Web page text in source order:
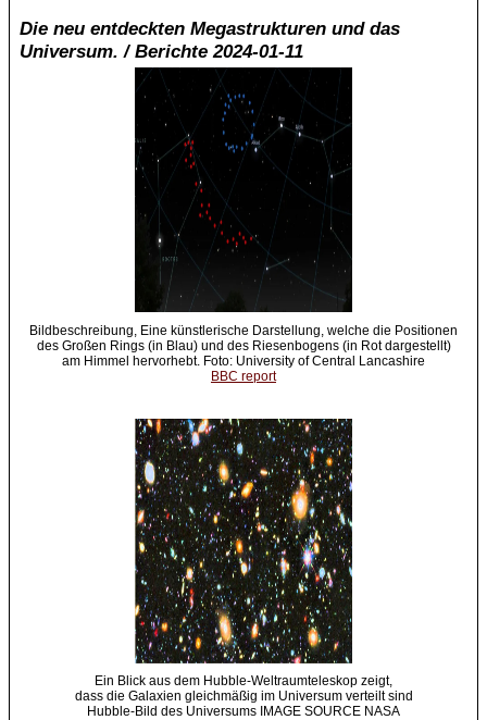
Die neu entdeckten Megastrukturen und das
Universum. / Berichte 2024-01-11
Bildbeschreibung, Eine künstlerische Darstellung, welche die Positionen
des Großen Rings (in Blau) und des Riesenbogens (in Rot dargestellt)
am Himmel hervorhebt. Foto: University of Central Lancashire
BBC report
Ein Blick aus dem Hubble-Weltraumteleskop zeigt,
dass die Galaxien gleichmäßig im Universum verteilt sind
Hubble-Bild des Universums IMAGE SOURCE NASA